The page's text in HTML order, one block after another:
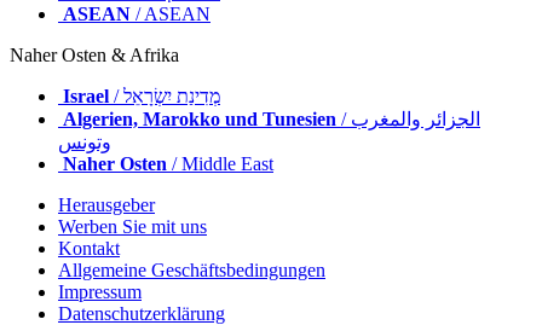
ASEAN / ASEAN
Naher Osten & Afrika
Israel
/ מְדִינַת יִשְׂרָאֵל
Algerien, Marokko und Tunesien / الجزائر والمغرب
وتونس
Naher Osten / Middle East
Herausgeber
Werben Sie mit uns
Kontakt
Allgemeine Geschäftsbedingungen
Impressum
Datenschutzerklärung